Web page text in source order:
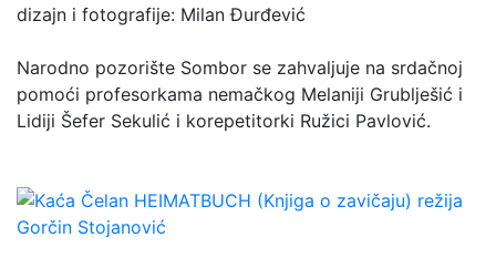
dizajn i fotografije: Milan Đurđević
Narodno pozorište Sombor se zahvaljuje na srdačnoj
pomoći profesorkama nemačkog Melaniji Grublješić i
Lidiji Šefer Sekulić i korepetitorki Ružici Pavlović.